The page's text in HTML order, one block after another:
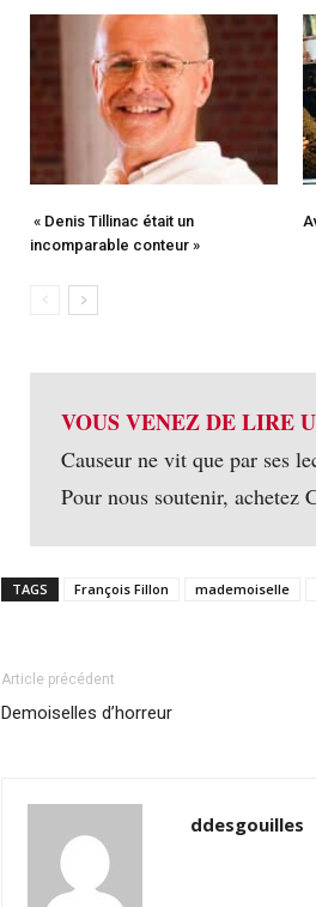
« Denis Tillinac était un
incomparable conteur »
VOUS VENEZ DE LIRE
Causeur ne vit que par ses
Pour nous soutenir, achetez
TAGS François Fillon mademoiselle
Article précédent
Demoiselles d’horreur
ddesgouilles